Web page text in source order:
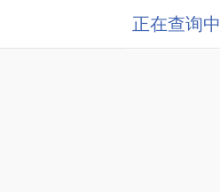
正在查询中